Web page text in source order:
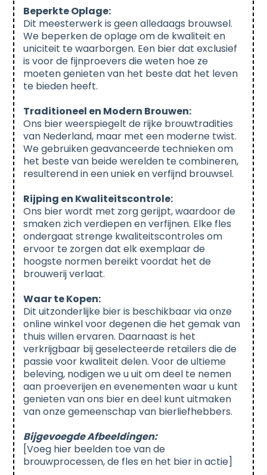
Beperkte Oplage:
Dit meesterwerk is geen alledaags brouwsel.
We beperken de oplage om de kwaliteit en
uniciteit te waarborgen. Een bier dat exclusief
is voor de fijnproevers die weten hoe ze
moeten genieten van het beste dat het leven
te bieden heeft.
Traditioneel en Modern Brouwen:
Ons bier weerspiegelt de rijke brouwtradities
van Nederland, maar met een moderne twist.
We gebruiken geavanceerde technieken om
het beste van beide werelden te combineren,
resulterend in een uniek en verfijnd brouwsel.
Rijping en Kwaliteitscontrole:
Ons bier wordt met zorg gerijpt, waardoor de
smaken zich verdiepen en verfijnen. Elke fles
ondergaat strenge kwaliteitscontroles om
ervoor te zorgen dat elk exemplaar de
hoogste normen bereikt voordat het de
brouwerij verlaat.
Waar te Kopen:
Dit uitzonderlijke bier is beschikbaar via onze
online winkel voor degenen die het gemak van
thuis willen ervaren. Daarnaast is het
verkrijgbaar bij geselecteerde retailers die de
passie voor kwaliteit delen. Voor de ultieme
beleving, nodigen we u uit om deel te nemen
aan proeverijen en evenementen waar u kunt
genieten van ons bier en deel kunt uitmaken
van onze gemeenschap van bierliefhebbers.
Bijgevoegde Afbeeldingen:
[Voeg hier beelden toe van de
brouwprocessen, de fles en het bier in actie]